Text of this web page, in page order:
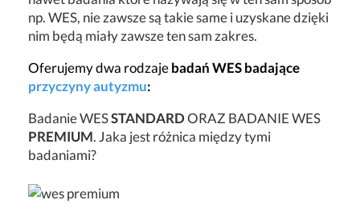
np. WES, nie zawsze są takie same i uzyskane dzięki
nim będą miały zawsze ten sam zakres.
Oferujemy dwa rodzajebadań WES badające
przyczyny autyzmu:
Badanie WESSTANDARDORAZ BADANIE WES
PREMIUM. Jaka jest różnica między tymi
badaniami?